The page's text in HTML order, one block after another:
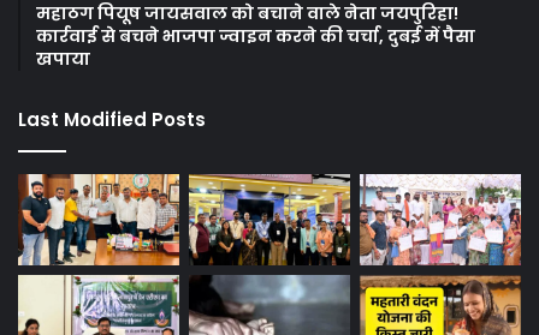
महाठग पियूष जायसवाल को बचाने वाले नेता जयपुरिहा!
कार्रवाई से बचने भाजपा ज्वाइन करने की चर्चा, दुबई में पैसा
खपाया
Last Modified Posts